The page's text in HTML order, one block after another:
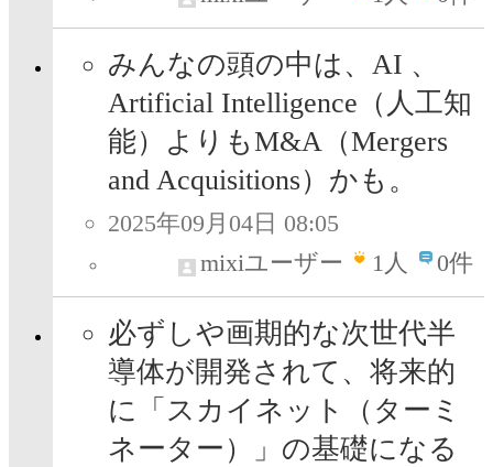
みんなの頭の中は、AI 、
Artificial Intelligence（人工知
能）よりもM&A（Mergers
and Acquisitions）かも。
2025年09月04日 08:05
mixiユーザー
1人 0件
必ずしや画期的な次世代半
導体が開発されて、将来的
に「スカイネット（ターミ
ネーター）」の基礎になる